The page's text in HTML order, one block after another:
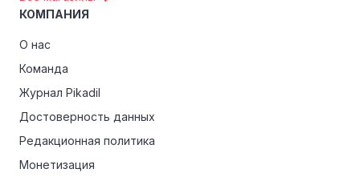
КОМПАНИЯ
О нас
Команда
Журнал Pikadil
Достоверность данных
Редакционная политика
Монетизация